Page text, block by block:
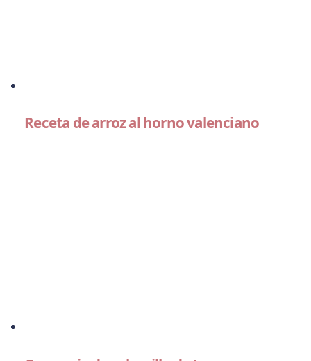
Receta de arroz al horno valenciano